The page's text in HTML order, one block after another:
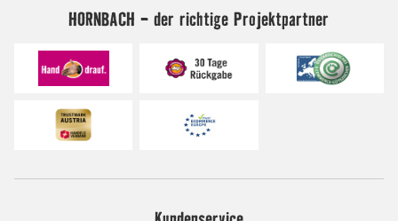
HORNBACH - der richtige Projektpartner